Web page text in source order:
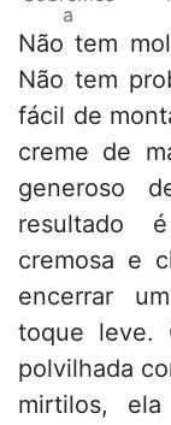
a
Não tem
Não tem
fácil de
creme de
generoso
resultado
cremosa e
encerrar
toque leve.
polvilhada
mirtilos,